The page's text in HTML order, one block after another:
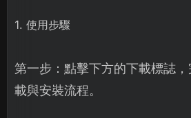
1. 使用步驟
第一步：點擊下方的下載標誌
載與安裝流程。